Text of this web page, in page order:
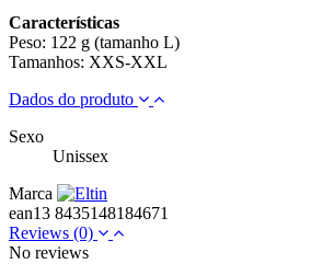
Características
Peso: 122 g (tamanho L)
Tamanhos: XXS-XXL
Dados do produto
Sexo
Unissex
Marca
ean13 8435148184671
Reviews (0)
No reviews